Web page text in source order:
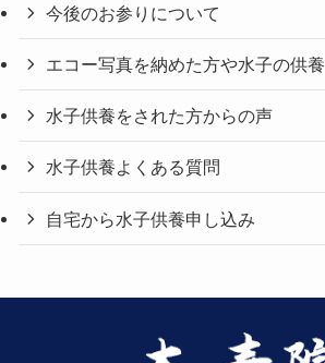
今後のお参りについて
エコー写真を納めた方や水子の供養
水子供養をされた方からの声
水子供養よくある質問
自宅から水子供養申し込み